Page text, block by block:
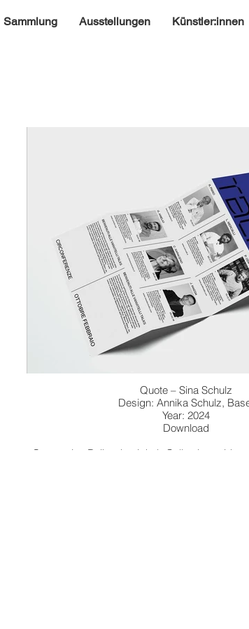
Sammlung Ausstellungen Künstler:innen
Quote – Sina Schulz
Design: Annika Schulz,
Year: 2024
Download
Quote, eine Reihe der Jakob Collection, widmet